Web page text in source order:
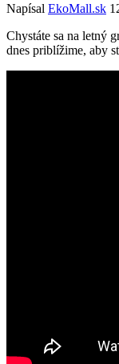
Napísal EkoMall.sk
Chystáte⁣ sa‍ na ⁣letný
dnes priblížime, aby